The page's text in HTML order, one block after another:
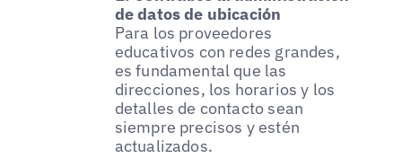
de datos de ubicación
Para los proveedores
educativos con redes grandes,
es fundamental que las
direcciones, los horarios y los
detalles de contacto sean
siempre precisos y estén
actualizados.